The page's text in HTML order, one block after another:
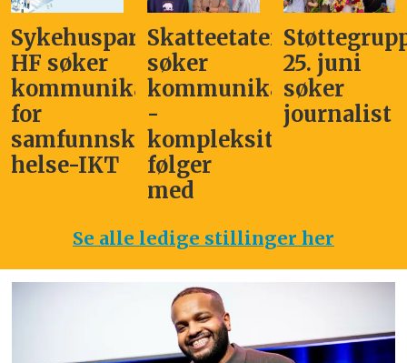
Sykehuspartner
HF søker
kommunikasjonssjef
for
samfunnskritisk
helse-IKT
Skatteetaten
søker
kommunikasjonsleder
-
kompleksitet
følger
med
25. juni
søker
journalist
Se alle ledige stillinger her